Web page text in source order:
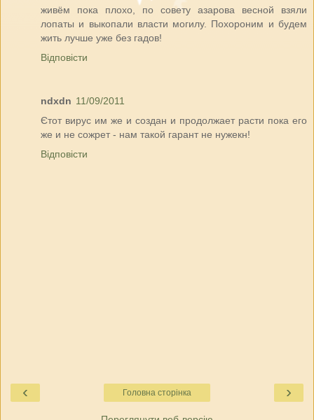
живём пока плохо, по совету азарова весной взяли
лопаты и выкопали власти могилу. Похороним и будем
жить лучше уже без гадов!
Відповісти
ndxdn 11/09/2011
Єтот вирус им же и создан и продолжает расти пока его
же и не сожрет - нам такой гарант не нужекн!
Відповісти
‹ ›
Головна сторінка